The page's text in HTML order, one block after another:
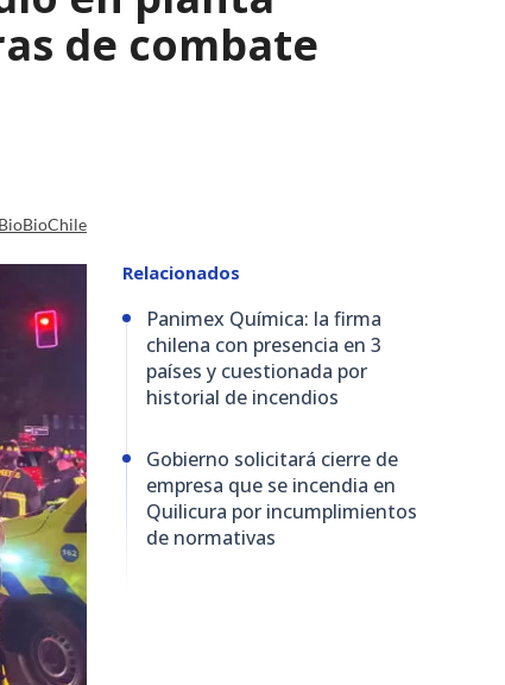
de combate
Relacionados
Panimex Química: la firma
chilena con presencia en 3
países y cuestionada por
historial de incendios
Gobierno solicitará cierre de
empresa que se incendia en
Quilicura por incumplimientos
de normativas